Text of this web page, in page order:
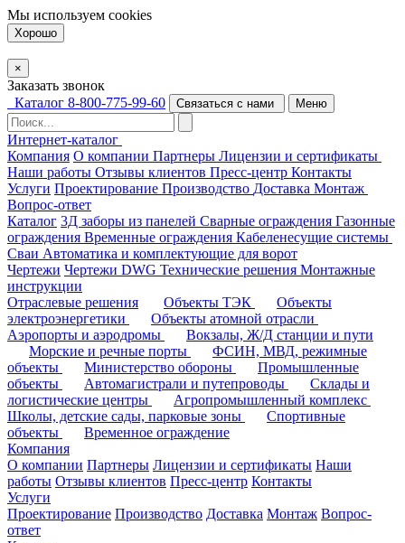
Мы используем cookies
Хорошо
×
Заказать звонок
Каталог 8-800-775-99-60 Связаться с нами Меню
Интернет-каталог
Компания О компании Партнеры Лицензии и сертификаты
Наши работы Отзывы клиентов Пресс-центр Контакты
Услуги Проектирование Производство Доставка Монтаж
Вопрос-ответ
Каталог 3Д заборы из панелей Сварные ограждения Газонные
ограждения Временные ограждения Кабеленесущие системы
Cваи Автоматика и комплектующие для ворот
Чертежи Чертежи DWG Технические решения Монтажные
инструкции
Отраслевые решения
Объекты ТЭК
Объекты
электроэнергетики
Объекты атомной отрасли
Аэропорты и аэродромы
Вокзалы, Ж/Д станции и пути
Морские и речные порты
ФСИН, МВД, режимные
объекты
Министерство обороны
Промышленные
объекты
Автомагистрали и путепроводы
Склады и
логистические центры
Агропромышленный комплекс
Школы, детские сады, парковые зоны
Спортивные
объекты
Временное ограждение
Компания
О компании Партнеры Лицензии и сертификаты Наши
работы Отзывы клиентов Пресс-центр Контакты
Услуги
Проектирование Производство Доставка Монтаж Вопрос-
ответ